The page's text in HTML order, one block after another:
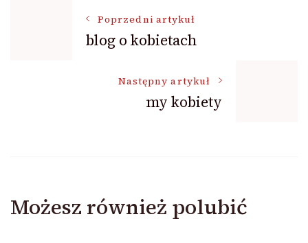
NawigacjaPoprzedni artykuł
blog o kobietach
Następny artykuł
my kobiety
Możesz również polubić